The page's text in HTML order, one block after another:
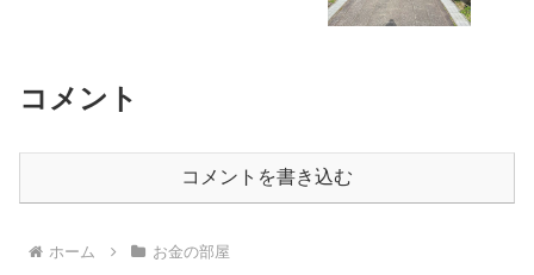
コメント
コメントを書き込む
ホーム お金の部屋